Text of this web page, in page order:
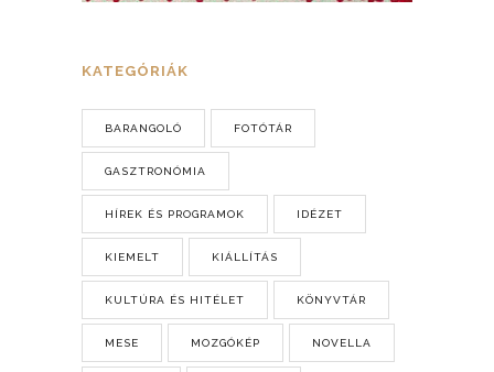
KATEGÓRIÁK
BARANGOLÓ FOTÓTÁR
GASZTRONÓMIA
HÍREK ÉS PROGRAMOK IDÉZET
KIEMELT KIÁLLÍTÁS
KULTÚRA ÉS HITÉLET KÖNYVTÁR
MESE MOZGÓKÉP NOVELLA